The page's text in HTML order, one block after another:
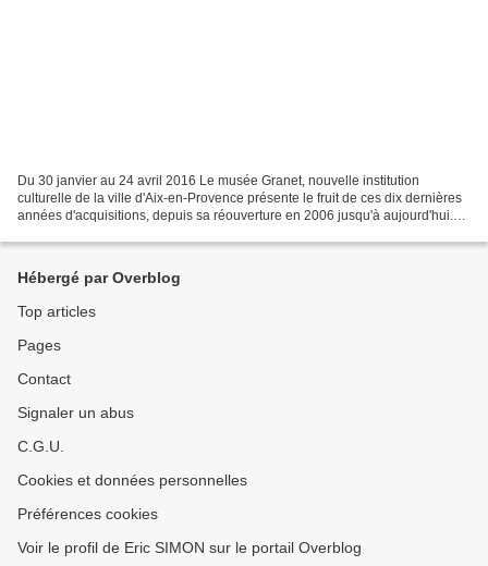
Du 30 janvier au 24 avril 2016 Le musée Granet, nouvelle institution
culturelle de la ville d'Aix-en-Provence présente le fruit de ces dix dernières
années d'acquisitions, depuis sa réouverture en 2006 jusqu'à aujourd'hui.
Hébergé par Overblog
Top articles
Pages
Contact
Signaler un abus
C.G.U.
Cookies et données personnelles
Préférences cookies
Voir le profil de Eric SIMON sur le portail Overblog